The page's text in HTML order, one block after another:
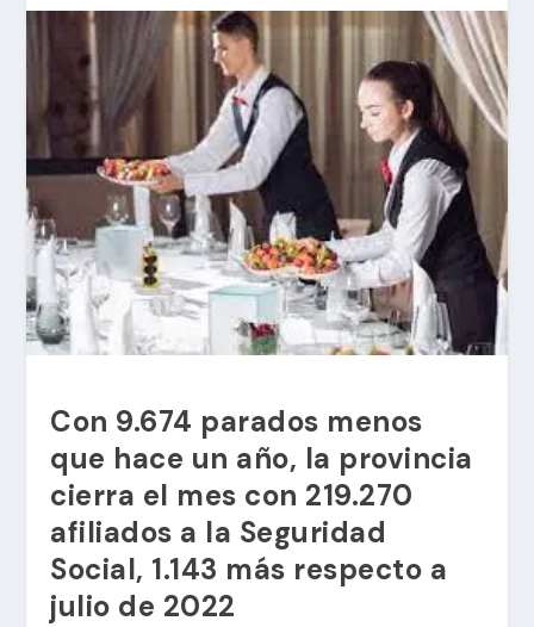
Con 9.674 parados menos
que hace un año, la provincia
cierra el mes con 219.270
afiliados a la Seguridad
Social, 1.143 más respecto a
julio de 2022